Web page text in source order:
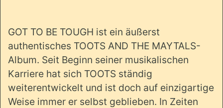
GOT TO BE TOUGH ist ein äußerst
authentisches TOOTS AND THE MAYTALS-
Album. Seit Beginn seiner musikalischen
Karriere hat sich TOOTS ständig
weiterentwickelt und ist doch auf einzigartige
Weise immer er selbst geblieben. In Zeiten